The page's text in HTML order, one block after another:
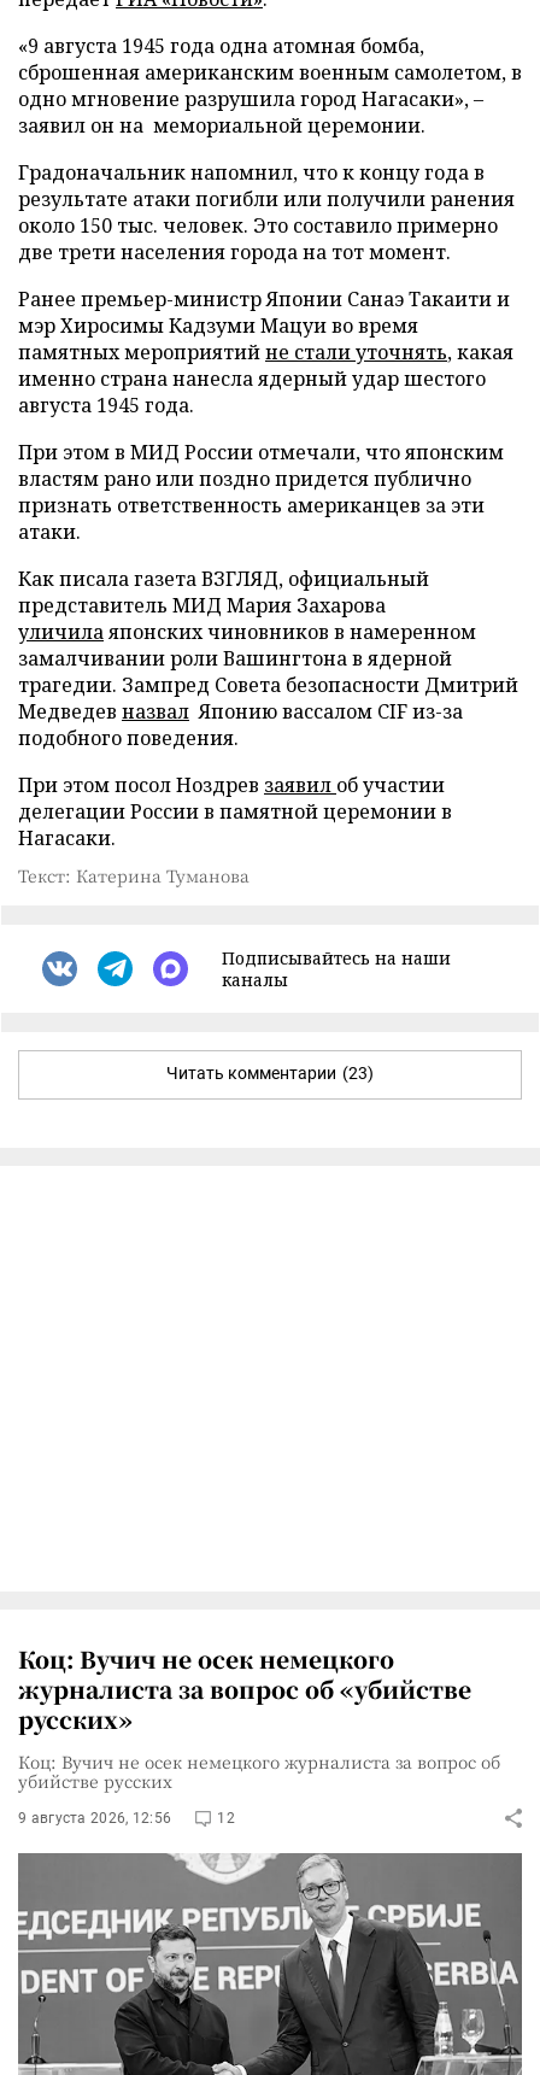
«9 августа 1945 года одна атомная бомба,
сброшенная американским военным самолетом, в
одно мгновение разрушила город Нагасаки», –
заявил он на мемориальной церемонии.
Градоначальник напомнил, что к концу года в
результате атаки погибли или получили ранения
около 150 тыс. человек. Это составило примерно
две трети населения города на тот момент.
Ранее премьер-министр Японии Санаэ Такаити и
мэр Хиросимы Кадзуми Мацуи во время
памятных мероприятийне стали уточнять, какая
именно страна нанесла ядерный удар шестого
августа 1945 года.
При этом в МИД России отмечали, что японским
властям рано или поздно придется публично
признать ответственность американцев за эти
атаки.
Как писала газета ВЗГЛЯД, официальный
представитель МИД Мария Захарова
уличилаяпонских чиновников в намеренном
замалчивании роли Вашингтона в ядерной
трагедии. Зампред Совета безопасности Дмитрий
Медведев назвал Японию вассалом CIF из-за
подобного поведения.
При этом посол Ноздрев заявил об участии
делегации России в памятной церемонии в
Нагасаки.
Текст: Катерина Туманова
Подписывайтесь на наши
каналы
Читать комментарии (23)
Коц: Вучич не осек немецкого
журналиста за вопрос об «убийстве
русских»
Коц: Вучич не осек немецкого журналиста за вопрос об
убийстве русских
9 августа 2026, 12:56 12